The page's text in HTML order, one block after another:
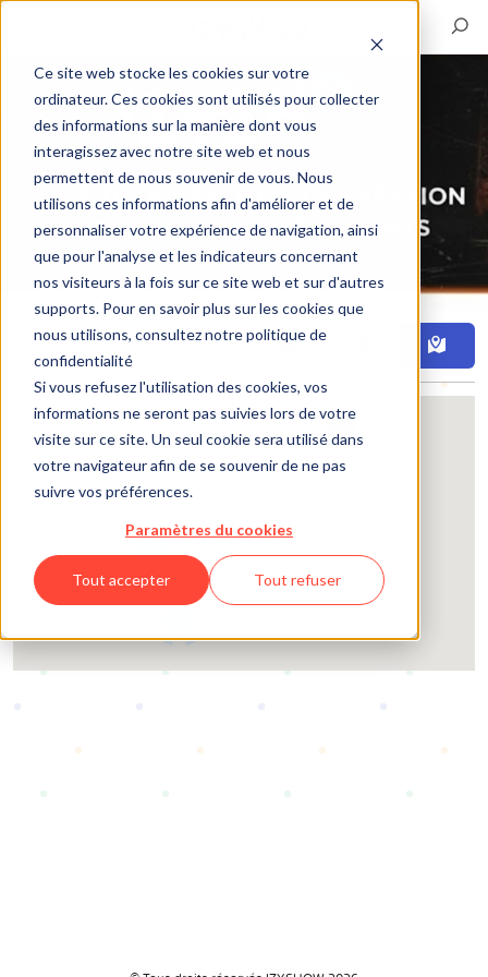
Ce site web stocke les cookies sur votre
ordinateur. Ces cookies sont utilisés pour collecter
des informations sur la manière dont vous
interagissez avec notre site web et nous
permettent de nous souvenir de vous. Nous
utilisons ces informations afin d'améliorer et de
personnaliser votre expérience de navigation, ainsi
que pour l'analyse et les indicateurs concernant
nos visiteurs à la fois sur ce site web et sur d'autres
supports. Pour en savoir plus sur les cookies que
nous utilisons, consultez notre politique de
confidentialité
Si vous refusez l'utilisation des cookies, vos
informations ne seront pas suivies lors de votre
visite sur ce site. Un seul cookie sera utilisé dans
votre navigateur afin de se souvenir de ne pas
suivre vos préférences.
Paramètres du cookies
Tout accepter Tout refuser
Filtre